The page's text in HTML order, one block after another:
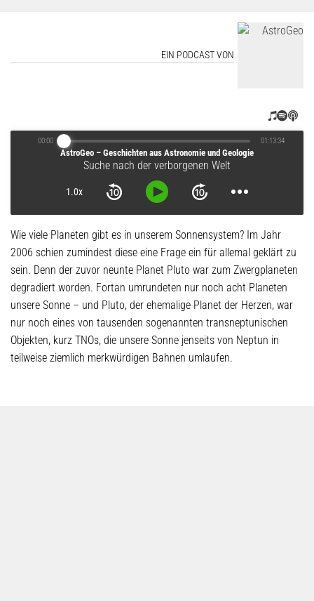
EIN PODCAST VON
AstroGeo – Geschichten aus Astronomie und Geologie
Suche nach der verborgenen Welt
1.0x
00:00 01:13:34
Wie viele Planeten gibt es in unserem Sonnensystem? Im Jahr
2006 schien zumindest diese eine Frage ein für allemal geklärt zu
sein. Denn der zuvor neunte Planet Pluto war zum Zwergplaneten
degradiert worden. Fortan umrundeten nur noch acht Planeten
unsere Sonne – und Pluto, der ehemalige Planet der Herzen, war
nur noch eines von tausenden sogenannten transneptunischen
Objekten, kurz TNOs, die unsere Sonne jenseits von Neptun in
teilweise ziemlich merkwürdigen Bahnen umlaufen.